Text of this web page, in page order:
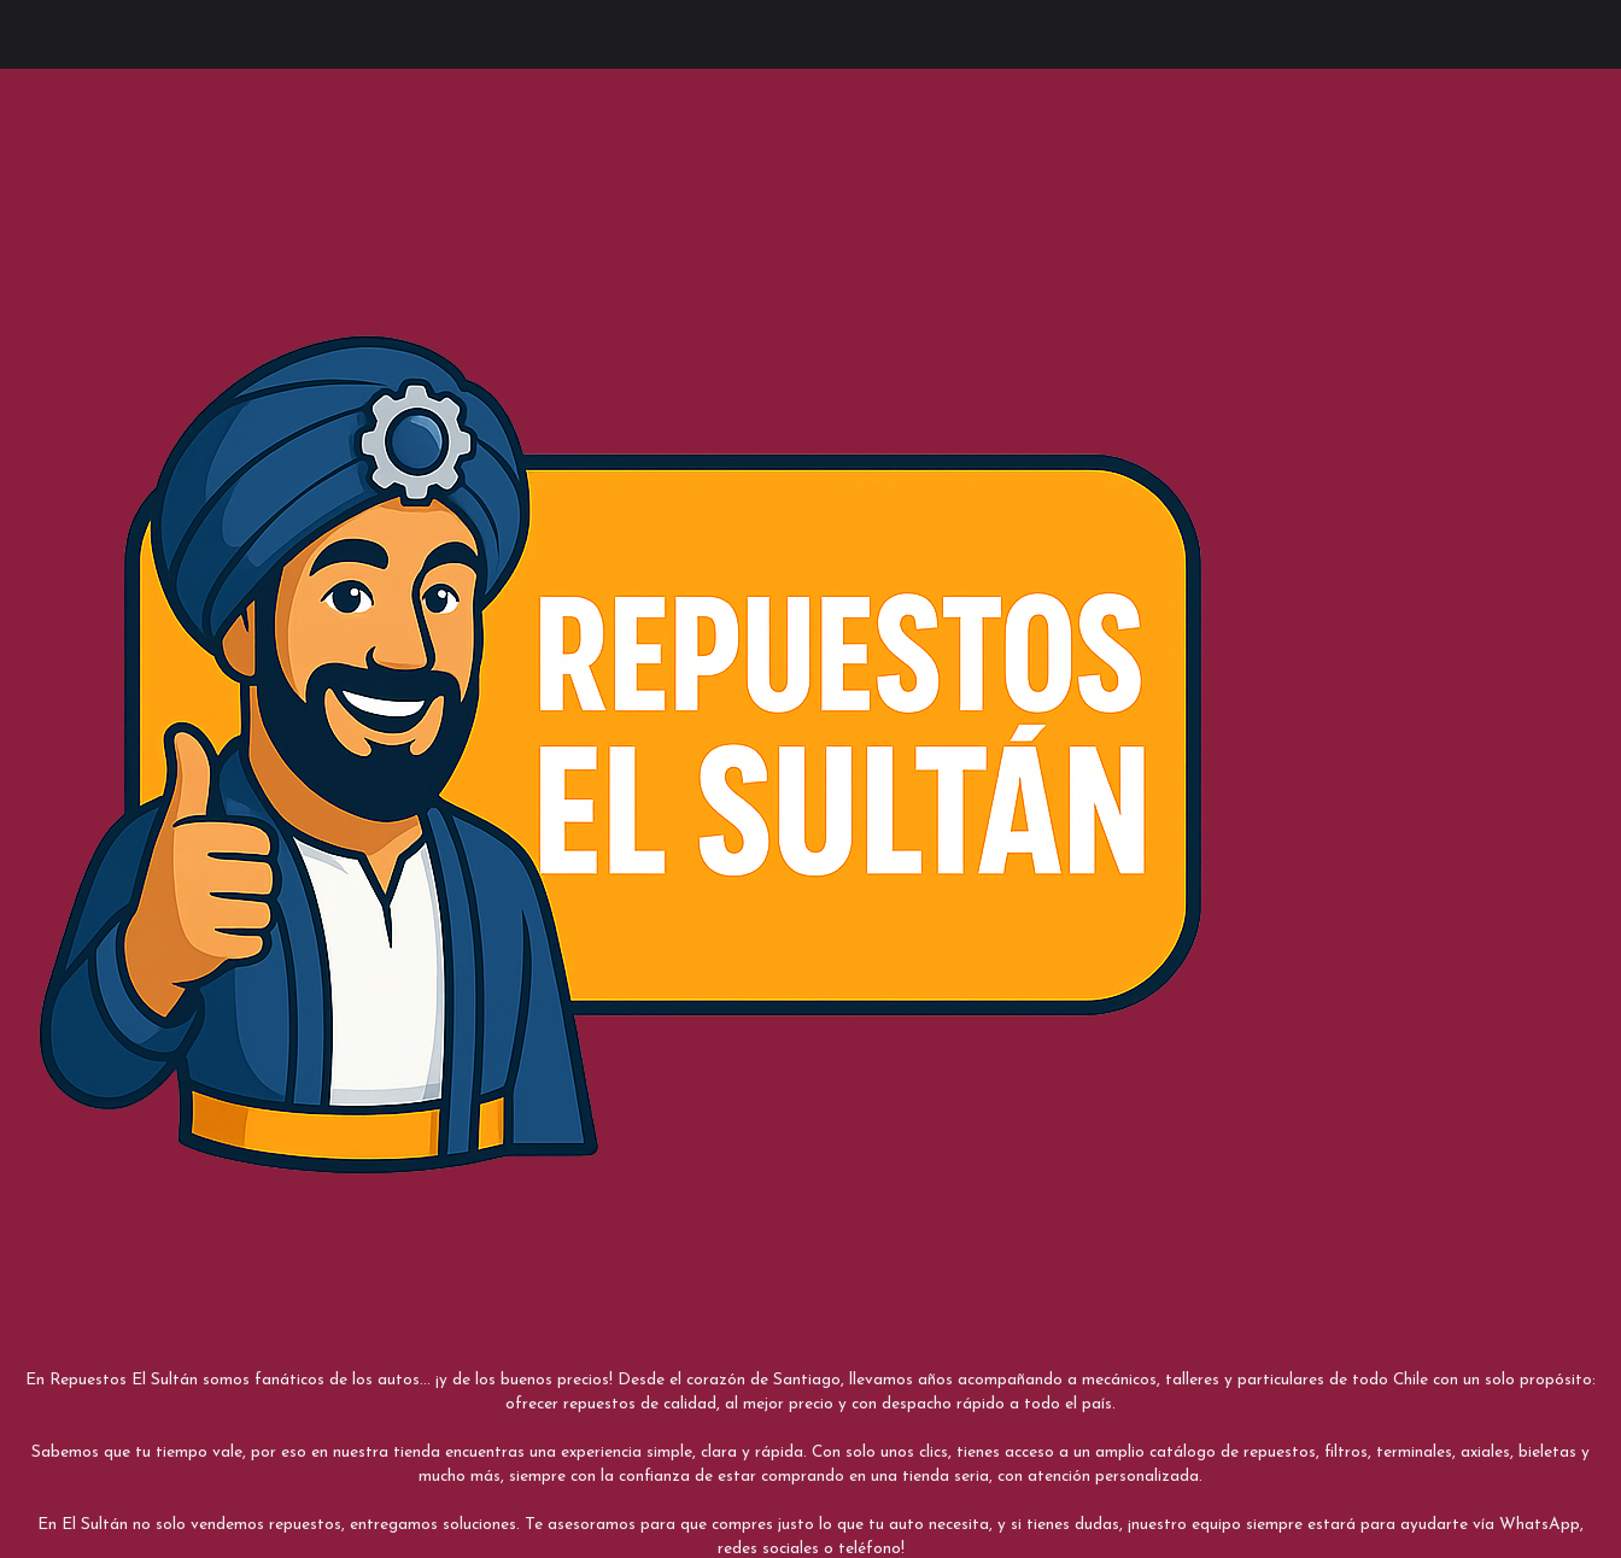
En Repuestos El Sultán somos fanáticos de los autos... ¡y de los buenos precios! Desde el corazón de Santiago, llevamos años acompañando a mecánicos, talleres y particulares de todo Chile con un solo propósito:
ofrecer repuestos de calidad, al mejor precio y con despacho rápido a todo el país.
Sabemos que tu tiempo vale, por eso en nuestra tienda encuentras una experiencia simple, clara y rápida. Con solo unos clics, tienes acceso a un amplio catálogo de repuestos, filtros, terminales, axiales, bieletas y
mucho más, siempre con la confianza de estar comprando en una tienda seria, con atención personalizada.
En El Sultán no solo vendemos repuestos, entregamos soluciones. Te asesoramos para que compres justo lo que tu auto necesita, y si tienes dudas, ¡nuestro equipo siempre estará para ayudarte vía WhatsApp,
redes sociales o teléfono!